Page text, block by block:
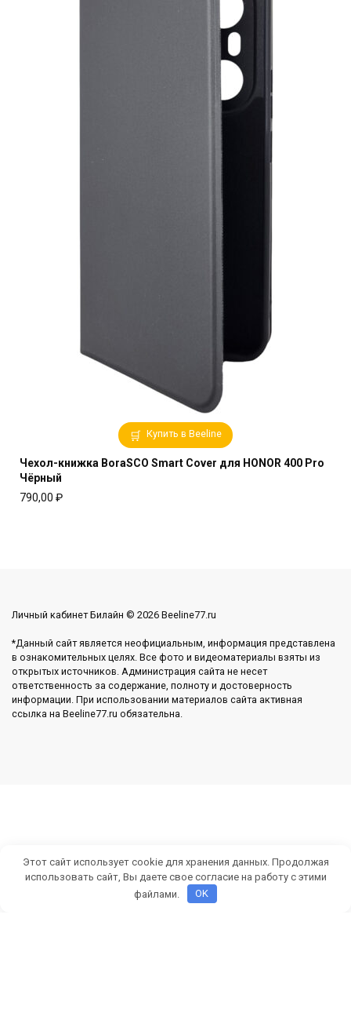
Купить в Beeline
Чехол-книжка BoraSCO Smart Cover для HONOR 400 Pro
Чёрный
790,00 ₽
Личный кабинет Билайн © 2026 Beeline77.ru
*Данный сайт является неофициальным, информация представлена
в ознакомительных целях. Все фото и видеоматериалы взяты из
открытых источников. Администрация сайта не несет
ответственность за содержание, полноту и достоверность
информации. При использовании материалов сайта активная
ссылка на Beeline77.ru обязательна.
Этот сайт использует cookie для хранения данных. Продолжая
использовать сайт, Вы даете свое согласие на работу с этими
файлами.
OK